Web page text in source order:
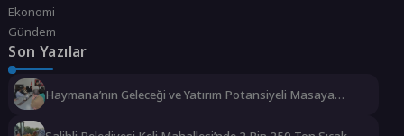
Ekonomi
Gündem
Son Yazılar
Haymana’nın Geleceği ve Yatırım Potansiyeli Masaya